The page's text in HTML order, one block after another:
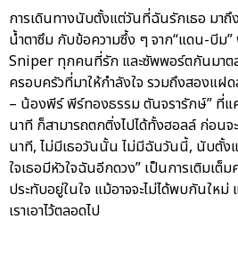
การเดินทางนับตั้งแต่วันที่ฉันรักเธอ มาถึ
น้ำตาซึม กับข้อความซึ้ง ๆ จาก“แดน-บี
Sniper ทุกคนที่รัก และซัพพอร์ตกันมา
ครอบครัวที่มาให้กำลังใจ รวมถึงสองแฝ
– น้องพีร์ พีร์ทองธรรม ตันจรารักษ์” ที่
นาที ก็สามารถตกติ่งไปได้ทั้งฮอลล์ ก่อน
นาที, ไม่มีเธอวันนั้น ไม่มีฉันวันนี้, นับตั้ง
ใจเธอมีหัวใจฉันอีกดวง” เป็นการเติมเต็
ประทับอยู่ในใจ แม้อาจจะไม่ได้พบกันใหม่
เราเอาไว้ตลอดไป